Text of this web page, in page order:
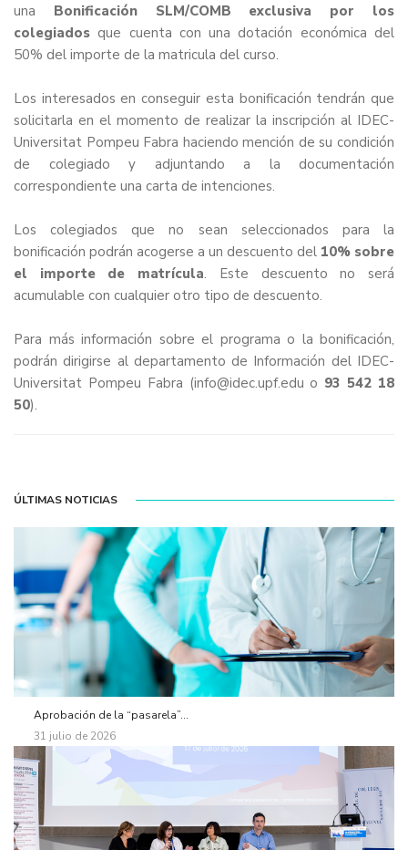
una Bonificación SLM/COMB exclusiva por los
colegiados que cuenta con una dotación económica del
50% del importe de la matricula del curso.
Los interesados en conseguir esta bonificación tendrán que
solicitarla en el momento de realizar la inscripción al IDEC-
Universitat Pompeu Fabra haciendo mención de su condición
de colegiado y adjuntando a la documentación
correspondiente una carta de intenciones.
Los colegiados que no sean seleccionados para la
bonificación podrán acogerse a un descuento del 10% sobre
el importe de matrícula. Este descuento no será
acumulable con cualquier otro tipo de descuento.
Para más información sobre el programa o la bonificación,
podrán dirigirse al departamento de Información del IDEC-
Universitat Pompeu Fabra (info@idec.upf.edu o 93 542 18
50).
ÚLTIMAS NOTICIAS
Aprobación de la “pasarela”...
31 julio de 2026